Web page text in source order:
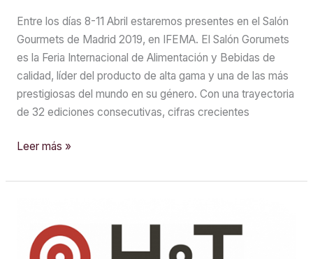
Entre los días 8-11 Abril estaremos presentes en el Salón
Gourmets de Madrid 2019, en IFEMA. El Salón Gorumets
es la Feria Internacional de Alimentación y Bebidas de
calidad, líder del producto de alta gama y una de las más
prestigiosas del mundo en su género. Con una trayectoria
de 32 ediciones consecutivas, cifras crecientes
Salon
Madrid
Leer más »